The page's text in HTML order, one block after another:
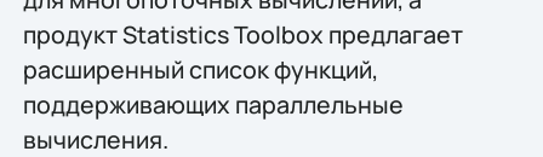
продукт Statistics Toolbox предлагает
расширенный список функций,
поддерживающих параллельные
вычисления.